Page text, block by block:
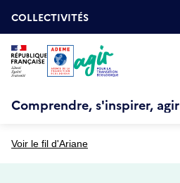
auOUVRIR
LE
MENU
ESPACE
COLLECTIVITÉS
Comprendre, s'inspirer, agir
Voir le fil d'Ariane